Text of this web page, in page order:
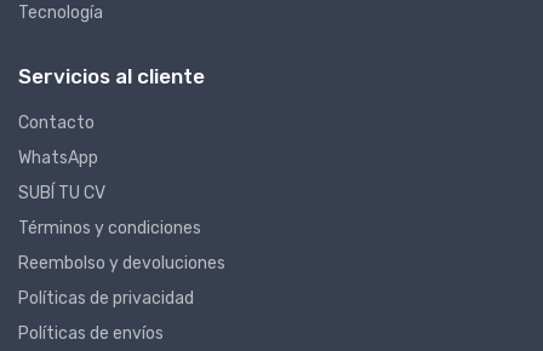
Tecnología
Servicios al cliente
Contacto
WhatsApp
SUBÍ TU CV
Términos y condiciones
Reembolso y devoluciones
Políticas de privacidad
Políticas de envíos